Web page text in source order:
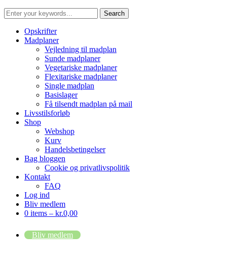
Opskrifter
Madplaner
Vejledning til madplan
Sunde madplaner
Vegetariske madplaner
Flexitariske madplaner
Single madplan
Basislager
Få tilsendt madplan på mail
Livsstilsforløb
Shop
Webshop
Kurv
Handelsbetingelser
Bag bloggen
Cookie og privatlivspolitik
Kontakt
FAQ
Log ind
Bliv medlem
0 items – kr.0,00
Bliv medlem